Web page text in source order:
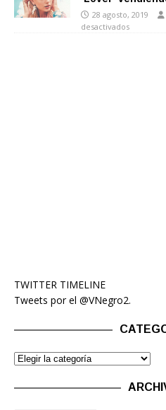
28 agosto, 2019
desactivados
TWITTER TIMELINE
Tweets por el @VNegro2.